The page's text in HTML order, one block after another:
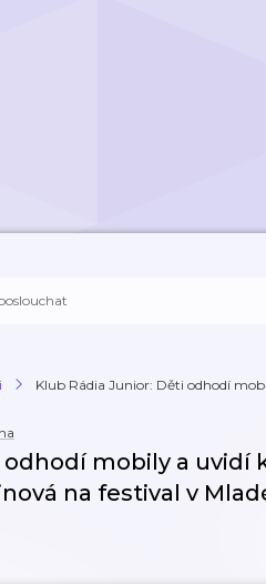
Klub Rádia Junior: Děti odhodí
odhodí mobily a uvidí
na festival v